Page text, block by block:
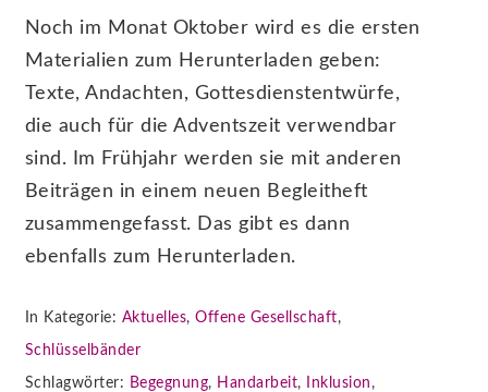
Noch im Monat Oktober wird es die ersten
Materialien zum Herunterladen geben:
Texte, Andachten, Gottesdienstentwürfe,
die auch für die Adventszeit verwendbar
sind. Im Frühjahr werden sie mit anderen
Beiträgen in einem neuen Begleitheft
zusammengefasst. Das gibt es dann
ebenfalls zum Herunterladen.
In Kategorie: Aktuelles, Offene Gesellschaft,
Schlüsselbänder
Schlagwörter: Begegnung, Handarbeit, Inklusion ,